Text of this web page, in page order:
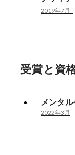
2019年7月 -
受賞と資
メンタ
2022年3月